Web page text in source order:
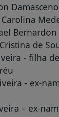
Damasceno
de
- filha
- ex-
– ex-